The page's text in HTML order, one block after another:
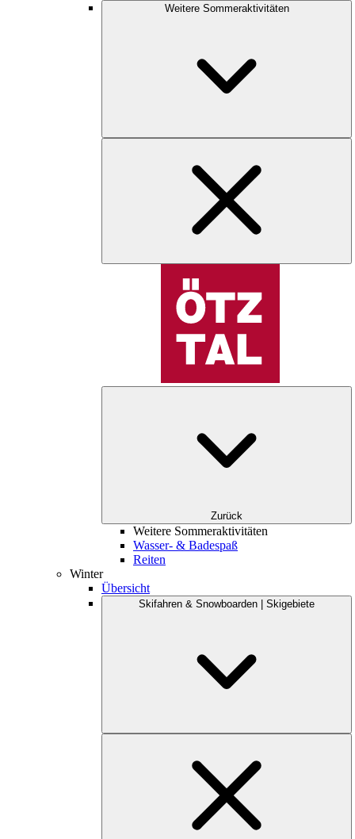
Weitere Sommeraktivitäten
Zurück
Weitere Sommeraktivitäten
Wasser- & Badespaß
Reiten
Winter
Übersicht
Skifahren & Snowboarden | Skigebiete